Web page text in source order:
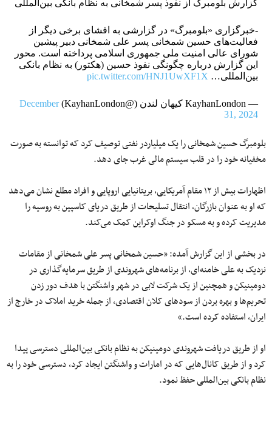
گزارش بلومبرگ از نفوذ پسر شمخانی به نظام بانکی بین‌المللی
-خبرگزاری «بلومبرگ» در گزارشی به افشای برخی دیگر از
فعالیت‌های حسین شمخانی پسر علی شمخانی دبیر پیشین
شورای‌ عالی امنیت ملی جمهوری اسلامی پرداخته است. محور
این گزارش درباره چگونگی نفوذ حسین (هکتور) به نظام بانکی
بین‌المللی… pic.twitter.com/HNJ1UwXF1X
— KayhanLondon کیهان لندن (@KayhanLondon)
December
31, 2024
بلومبرگ حسین شمخانی را یک میلیاردر نفتی توصیف کرد که توانسته به‌ صورت
مخفیانه خود را در قلب سیستم مالی غرب جای دهد.
اظهارات بیش از ۱۲ مقام آمریکایی، بریتانیایی اروپایی و افراد مطلع نشان می‌دهد
که او به‌ عنوان بازرگان، انتقال تسلیحات از طریق دریای کاسپین به روسیه را
مدیریت کرده و به مسکو در جنگ اوکراین کمک می‌کند.
در بخشی از این گزارش آمده: «حسین شمخانی پسر علی شمخانی از مقامات
نزدیک به علی خامنه‌ای، از برنامه‌های شهروندی از طریق سرمایه‌گذاری در
دومینیکن و همچنین از یک شرکت لابی در شهر واشنگتن با هدف دور زدن
تحریم‌ها و بهره‌ بردن از سودهای کلان اقتصادی، از جمله خرید املاک در خارج از
ایران، استفاده کرده است.»
او از طریق دریافت شهروندی دومینیکن به نظام بانکی بین‌المللی دسترسی پیدا
کرد و از طریق کانال‌هایی که در امارات و واشنگتن ایجاد کرد، دسترسی خود را به
نظام بانکی بین‌المللی حفظ نمود.